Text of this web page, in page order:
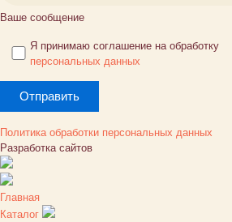
Ваше сообщение
Я принимаю соглашение на обработку
персональных данных
Политика обработки персональных данных
Разработка сайтов
Главная
Каталог